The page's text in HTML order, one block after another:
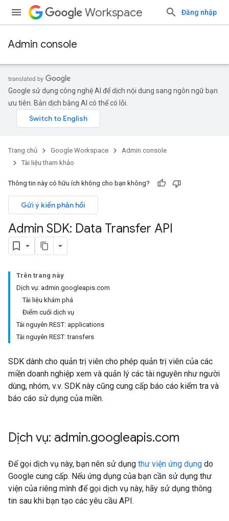
Workspace Đăng nhập
Admin console
Google sử dụng công nghệ AI để dịch nội dung sang ngôn ngữ bạn
ưu tiên. Bản dịch bằng AI có thể có lỗi.
Trang chủ Google Workspace
Admin console
Tài liệu tham khảo
Thông tin này có hữu ích không cho bạn không?
Gửi ý kiến phản hồi
Admin SDK: Data Transfer API
Trên trang này
Dịch vụ: admin.googleapis.com
Tài liệu khám phá
Điểm cuối dịch vụ
Tài nguyên REST: applications
Tài nguyên REST: transfers
SDK dành cho quản trị viên cho phép quản trị viên của các
miền doanh nghiệp xem và quản lý các tài nguyên như người
dùng, nhóm, v.v. SDK này cũng cung cấp báo cáo kiểm tra và
báo cáo sử dụng của miền.
Dịch vụ: admin.googleapis.com
Để gọi dịch vụ này, bạn nên sử dụng thư viện ứng dụng do
Google cung cấp. Nếu ứng dụng của bạn cần sử dụng thư
viện của riêng mình để gọi dịch vụ này, hãy sử dụng thông
tin sau khi bạn tạo các yêu cầu API.